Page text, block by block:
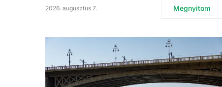
2026. augusztus 7. Megnyitom